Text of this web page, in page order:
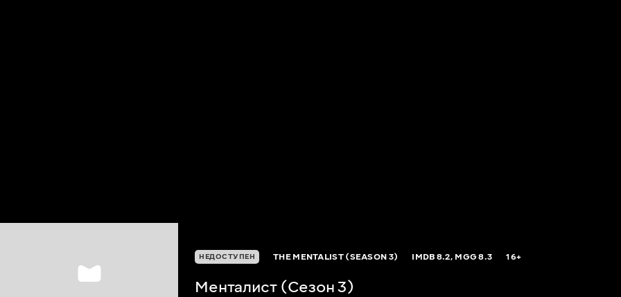
НЕДОСТУПЕН THE MENTALIST (SEASON 3) IMDB8.2, MGG8.3 16+
Менталист (Сезон 3)